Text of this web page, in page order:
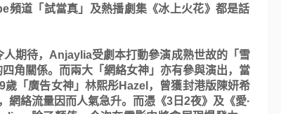
頻道「試當真」 及熱播劇集《冰上火花》都是話
期待， Anjaylia受劇本打動參演成熟世故的「雪
角關係。而兩大「網絡女神」 亦有參與演出，當
歲「廣告女神」林熙彤Hazel ，曾獲封港版陳妍希
網絡流量因而人氣急升。而憑《3 日 2夜》及《愛·